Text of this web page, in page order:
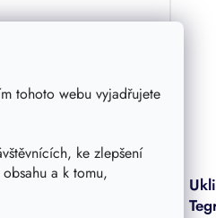
tohoto webu vyjadřujete
ke zlepšení
a k tomu,
A15 s